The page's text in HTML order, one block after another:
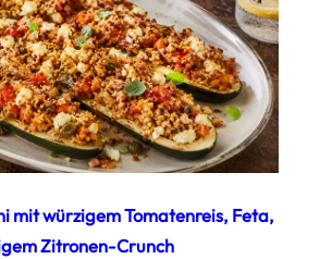
mit würzigem Tomatenreis, Feta,
Zitronen-Crunch